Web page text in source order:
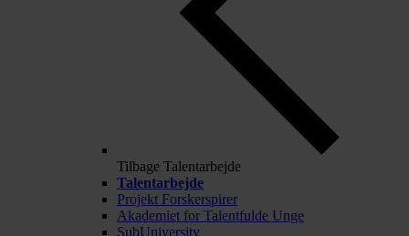
Tilbage Talentarbejde
Talentarbejde
Projekt Forskerspirer
Akademiet for Talentfulde Unge
SubUniversity